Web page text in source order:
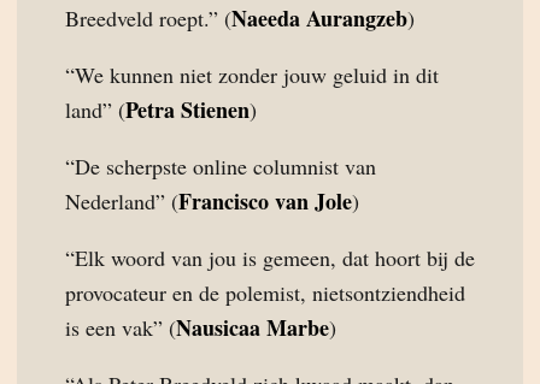
Breedveld roept.” (Naeeda Aurangzeb)
“We kunnen niet zonder jouw geluid in dit
land” (Petra Stienen)
“De scherpste online columnist van
Nederland” (Francisco van Jole)
“Elk woord van jou is gemeen, dat hoort bij de
provocateur en de polemist, nietsontziendheid
is een vak” (Nausicaa Marbe)